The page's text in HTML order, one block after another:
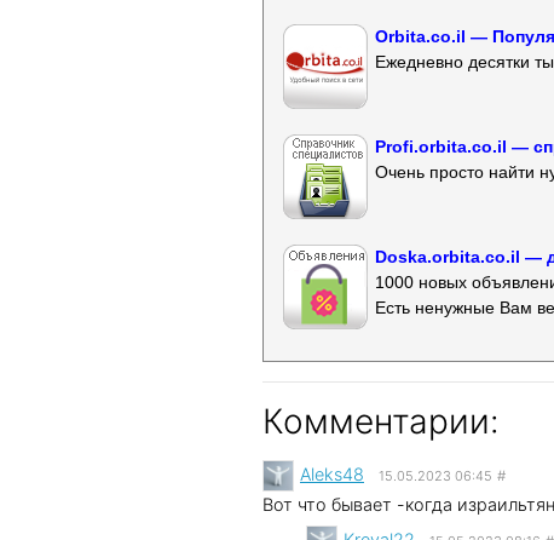
Orbita.co.il —
Ежедневно десятки
Profi.orbita.co.il —
Очень просто найти
Doska.orbita.co.il —
1000 новых
Есть ненужные Вам
Комментарии:
Aleks48 15.05.2023 06:45 #
Вот что бывает -когда